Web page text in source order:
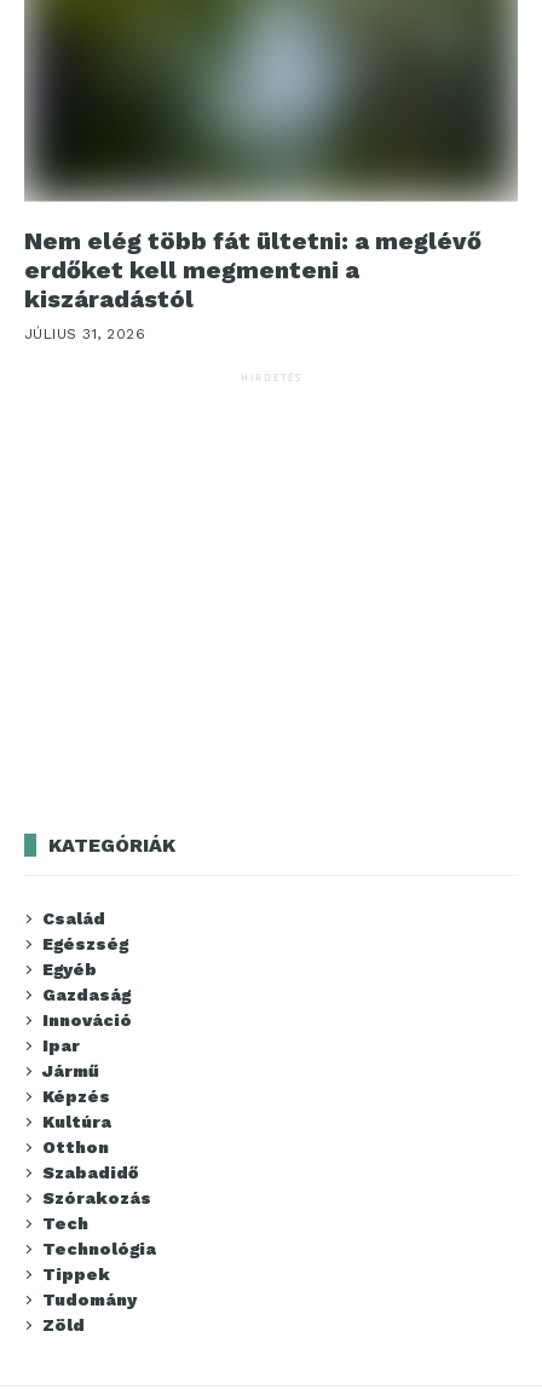
Nem elég több fát ültetni: a meglévő
erdőket kell megmenteni a
kiszáradástól
JÚLIUS 31, 2026
HIRDETÉS
KATEGÓRIÁK
Család
Egészség
Egyéb
Gazdaság
Innováció
Ipar
Jármű
Képzés
Kultúra
Otthon
Szabadidő
Szórakozás
Tech
Technológia
Tippek
Tudomány
Zöld